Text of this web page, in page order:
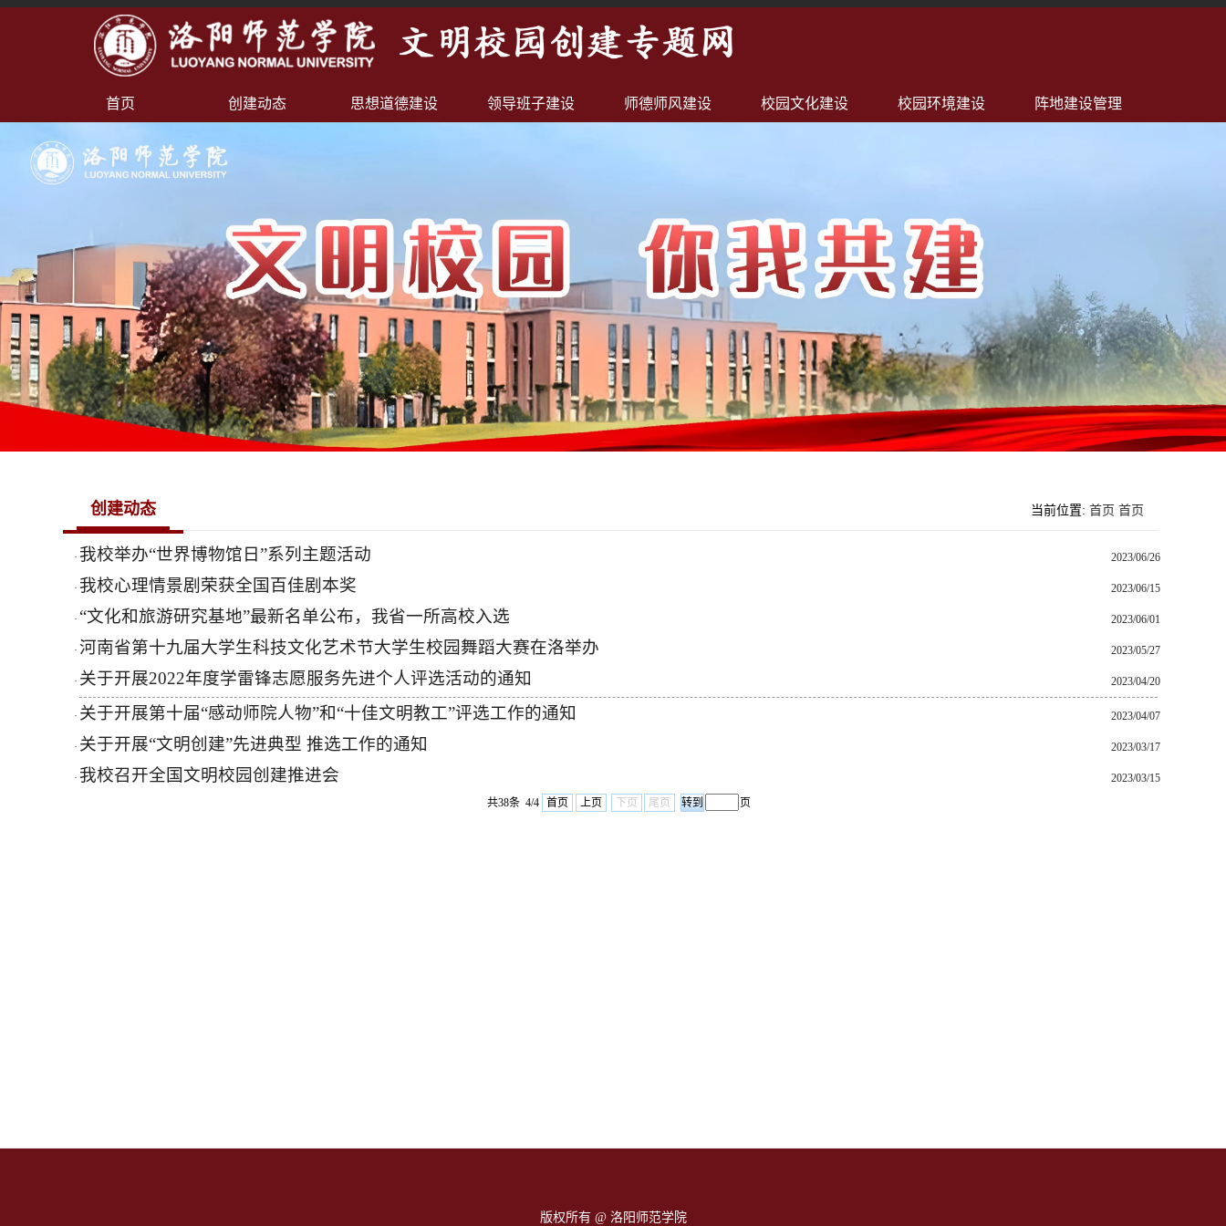
首页 创建动态 思想道德建设 领导班子建设 师德师风建设 校园文化建设 校园环境建设 阵地建设管理
创建动态 当前位置: 首页 首页
· 我校举办“世界博物馆日”系列主题活动 2023/06/26
· 我校心理情景剧荣获全国百佳剧本奖 2023/06/15
· “文化和旅游研究基地”最新名单公布，我省一所高校入选 2023/06/01
· 河南省第十九届大学生科技文化艺术节大学生校园舞蹈大赛在洛举办 2023/05/27
· 关于开展2022年度学雷锋志愿服务先进个人评选活动的通知 2023/04/20
· 关于开展第十届“感动师院人物”和“十佳文明教工”评选工作的通知 2023/04/07
· 关于开展“文明创建”先进典型 推选工作的通知 2023/03/17
· 我校召开全国文明校园创建推进会
2023/03/15
共38条 4/4 首页 上页 下页 尾页 页
版权所有 @ 洛阳师范学院